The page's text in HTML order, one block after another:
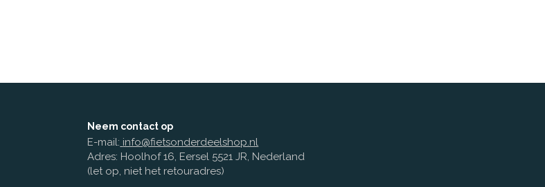
Neem contact op
E-mail: info@fietsonderdeelshop.nl
Adres: Hoolhof 16, Eersel 5521 JR, Nederland
(let op, niet het retouradres)